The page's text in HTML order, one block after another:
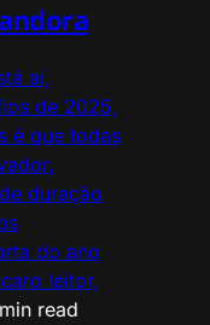
aí,
de 2025,
é que todas
duração
do ano
leitor,
read